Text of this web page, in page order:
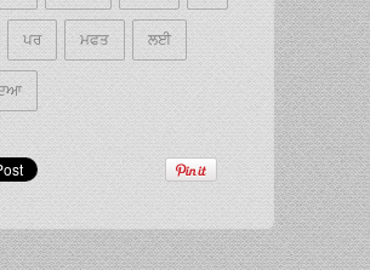
ਪਰ ਮਫਤ ਲਈ